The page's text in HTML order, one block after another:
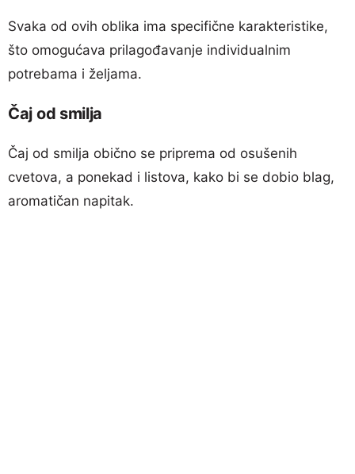
Svaka od ovih oblika ima specifične karakteristike,
što omogućava prilagođavanje individualnim
potrebama i željama.
Čaj od smilja
Čaj od smilja obično se priprema od osušenih
cvetova, a ponekad i listova, kako bi se dobio blag,
aromatičan napitak.